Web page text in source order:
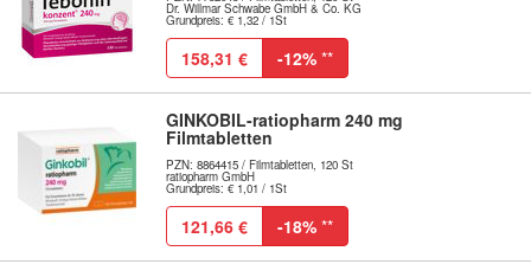
Dr. Willmar Schwabe GmbH & Co. KG
Grundpreis: € 1,32 / 1St
158,31 € -12% **
GINKOBIL-ratiopharm 240 mg
Filmtabletten
PZN: 8864415 / Filmtabletten, 120 St
ratiopharm GmbH
Grundpreis: € 1,01 / 1St
121,66 € -18% **